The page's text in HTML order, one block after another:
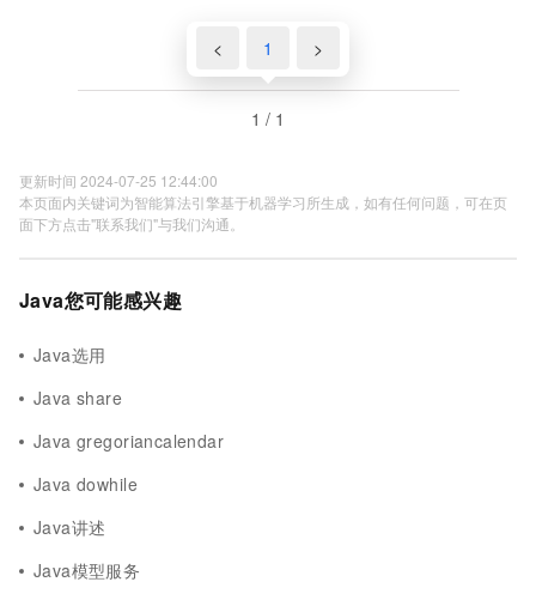
< 1 >
1 / 1
更新时间 2024-07-25 12:44:00
本页面内关键词为智能算法引擎基于机器学习所生成，如有任何问题，可在页
面下方点击"联系我们"与我们沟通。
Java您可能感兴趣
Java选用
Java share
Java gregoriancalendar
Java dowhile
Java讲述
Java模型服务